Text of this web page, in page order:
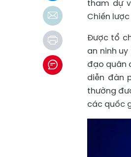
tham dự
Chiến lược
Được tổ
an ninh
đạo quân
diễn đàn
thường
các quốc